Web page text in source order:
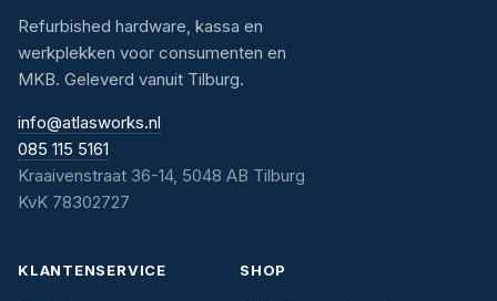
Refurbished hardware, kassa en
werkplekken voor consumenten en
MKB. Geleverd vanuit Tilburg.
info@atlasworks.nl
085 115 5161
Kraaivenstraat 36-14, 5048 AB Tilburg
KvK 78302727
KLANTENSERVICE SHOP